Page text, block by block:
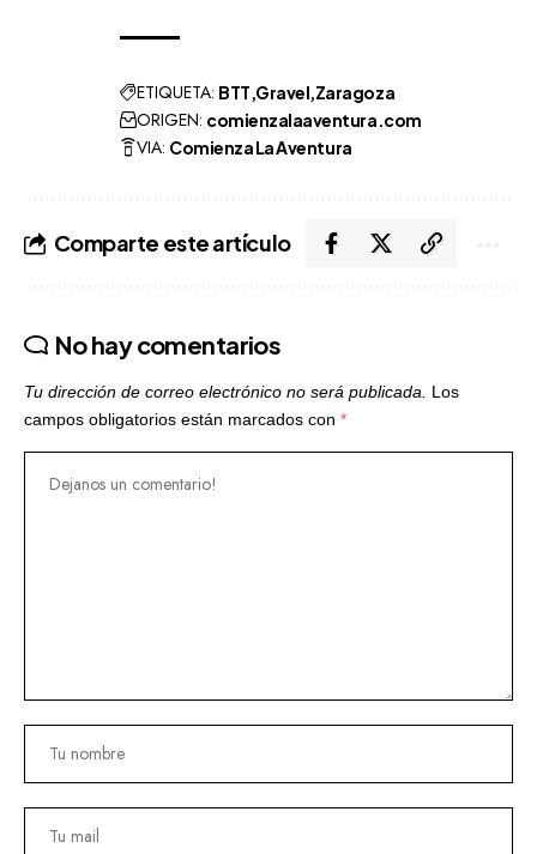
ETIQUETA: BTT Gravel Zaragoza
ORIGEN: comienzalaaventura.com
VIA: Comienza La Aventura
Comparte este artículo
No hay comentarios
Tu dirección de correo electrónico no será publicada.
Los
campos obligatorios están marcados con *